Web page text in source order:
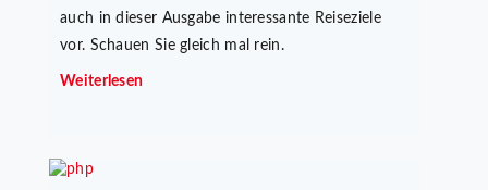
auch in dieser Ausgabe interessante Reiseziele
vor. Schauen Sie gleich mal rein.
Weiterlesen